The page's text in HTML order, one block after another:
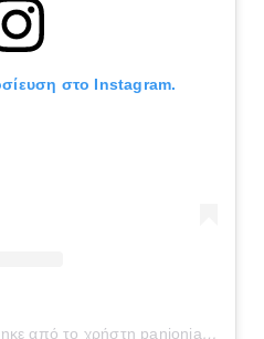
στο Instagram.
Η δημοσίευση κοινοποιήθηκε από το χρήστη panionianea.gr (@panionianea.gr)